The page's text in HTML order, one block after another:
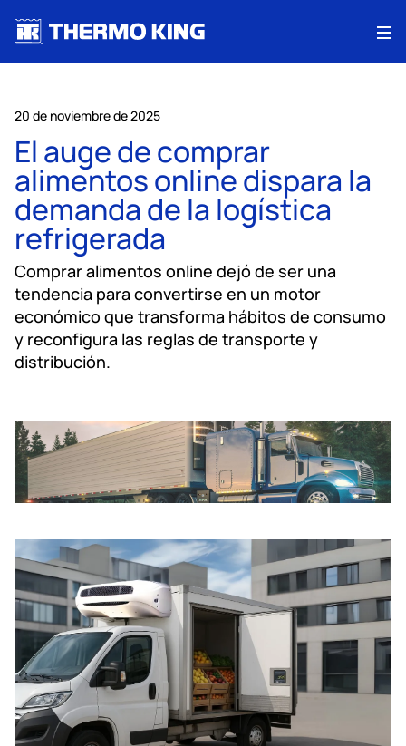
20 de noviembre de 2025
El auge de comprar
alimentos online dispara la
demanda de la logística
refrigerada
Comprar alimentos online dejó de ser una
tendencia para convertirse en un motor
económico que transforma hábitos de consumo
y reconfigura las reglas de transporte y
distribución.